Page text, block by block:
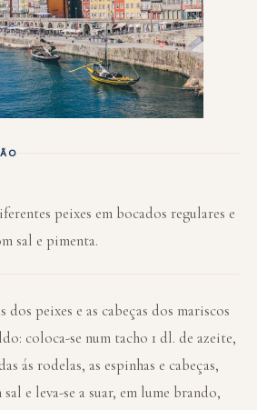
peixes em bocados regulares e
sal e pimenta.
dos peixes e as cabeças dos mariscos
coloca-se num tacho 1 dl. de azeite,
ás rodelas, as espinhas e cabeças,
e leva-se a suar, em lume brando,